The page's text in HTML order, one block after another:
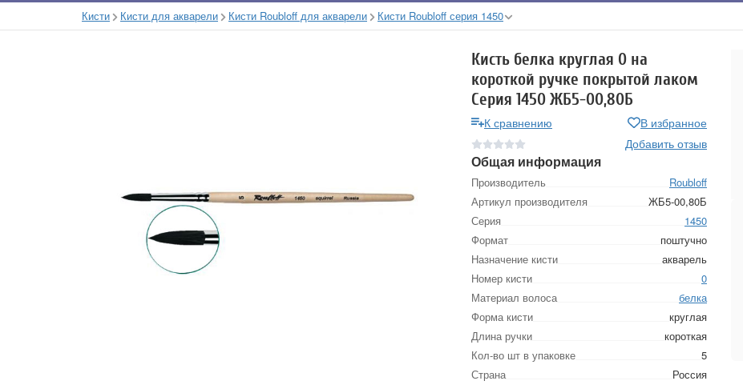
Кисти Кисти для акварели Кисти Roubloff для акварели Кисти Roubloff серия 1450
Кисть белка круглая 0 на
короткой ручке покрытой лаком
Серия 1450 ЖБ5-00,80Б
К сравнению
В избранное
Добавить отзыв
Общая информация
Производитель
Roubloff
Артикул производителя
ЖБ5-00,80Б
Серия
1450
Формат
поштучно
Назначение кисти
акварель
Номер кисти
0
Материал волоса
белка
Форма кисти
круглая
Длина ручки
короткая
Кол-во шт в упаковке
5
Страна
Россия